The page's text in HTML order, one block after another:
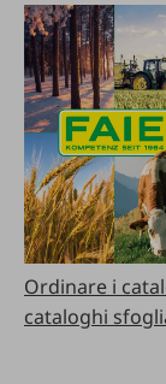
Ordinare i
cataloghi